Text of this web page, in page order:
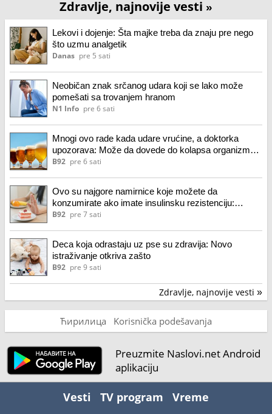
Zdravlje, najnovije vesti »
Lekovi i dojenje: Šta majke treba da znaju pre nego
što uzmu analgetik
Danas pre 5 sati
Neobičan znak srčanog udara koji se lako može
pomešati sa trovanjem hranom
N1 Info pre 6 sati
Mnogi ovo rade kada udare vrućine, a doktorka
upozorava: Može da dovede do kolapsa organizma
VIDEO
B92 pre 6 sati
Ovo su najgore namirnice koje možete da
konzumirate ako imate insulinsku rezistenciju:
Pogoršavaju stanje
B92 pre 7 sati
Deca koja odrastaju uz pse su zdravija: Novo
istraživanje otkriva zašto
B92 pre 9 sati
Zdravlje, najnovije vesti »
Ћирилица Korisnička podešavanja
Preuzmite Naslovi.net Android
aplikaciju
Vesti TV program Vreme